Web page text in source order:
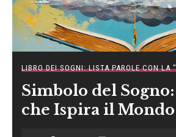
LIBRO DEI SOGNI: LISTA PAROLE CON LA
Simbolo del Sogno:
che Ispira il Mondo